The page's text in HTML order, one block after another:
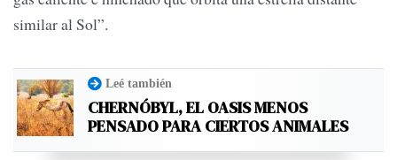
similar al Sol”.
Leé también
CHERNÓBYL, EL OASIS MENOS
PENSADO PARA CIERTOS ANIMALES